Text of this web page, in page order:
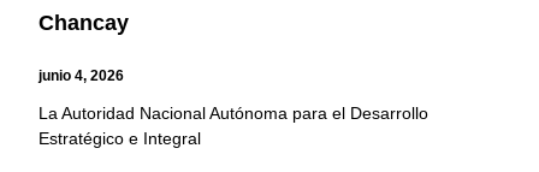
Chancay
junio 4, 2026
La Autoridad Nacional Autónoma para el Desarrollo
Estratégico e Integral